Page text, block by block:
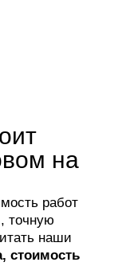
на
работ
точную
наши
стоимость